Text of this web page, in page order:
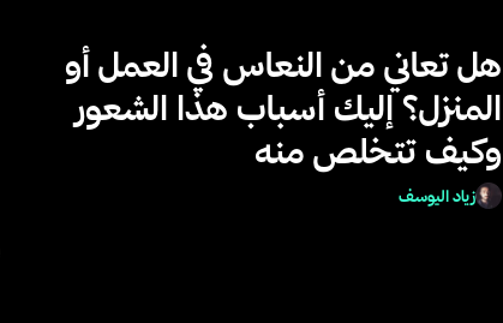
هل تعاني من النعاس في العمل أو
المنزل؟ إليك أسباب هذا الشعور
وكيف تتخلص منه
زياد اليوسف